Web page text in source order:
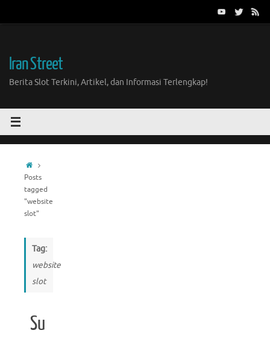
Iran Street
Berita Slot Terkini, Artikel, dan Informasi Terlengkap!
Home
Posts
tagged
"website
slot"
Tag:
website
slot
Su